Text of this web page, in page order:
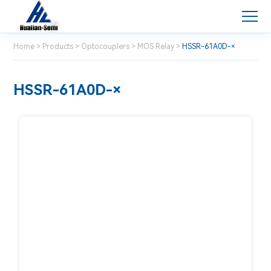
Home > Products > Optocouplers > MOS Relay > HSSR-61A0D-×
HSSR-61A0D-×